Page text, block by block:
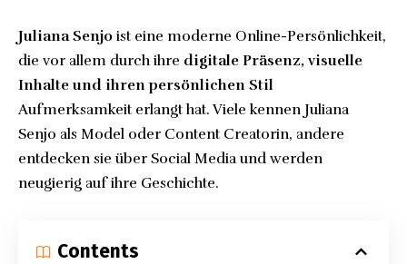
Juliana Senjo ist eine moderne Online-Persönlichkeit,
die vor allem durch ihre digitale Präsenz, visuelle
Inhalte und ihren persönlichen Stil
Aufmerksamkeit erlangt hat. Viele kennen Juliana
Senjo als Model oder Content Creatorin, andere
entdecken sie über Social Media und werden
neugierig auf ihre Geschichte.
Contents